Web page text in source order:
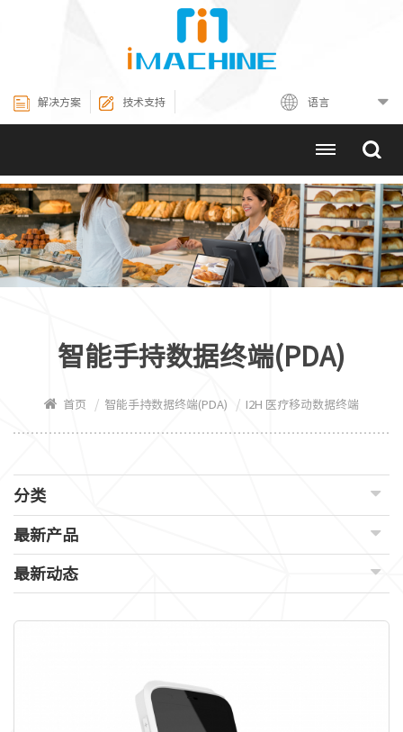
语言
解决方案 技术支持
智能手持数据终端(PDA)
首页 / 智能手持数据终端(PDA) / I2H 医疗移动数据终端
分类
最新产品
最新动态